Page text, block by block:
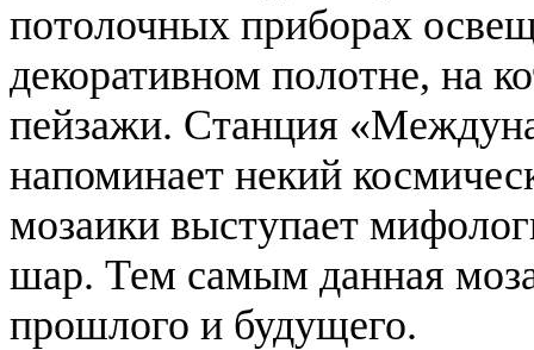
потолочных приборах
декоративном полотне, на
пейзажи. Станция
напоминает некий
мозаики выступает
шар. Тем самым данная
прошлого и будущего.